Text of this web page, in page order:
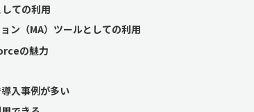
ての利用
ン（MA）ツールとしての利用
の魅力
入事例が多い